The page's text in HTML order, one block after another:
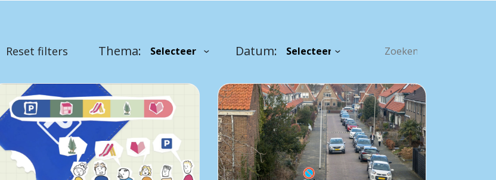
Reset filters Thema: Datum: